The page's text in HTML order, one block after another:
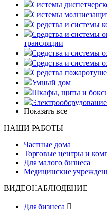
Системы
Системы
Средства и системы
Средства и системы
трансляции
Средства и системы
Средства и системы
Средства
Умный дом
Шкафы, щиты и
Электрооборудование
Показать все
НАШИ РАБОТЫ
Частные дома
Торговые центры и
Для малого бизнеса
Медицинские
ВИДЕОНАБЛЮДЕНИЕ
Для бизнеса 